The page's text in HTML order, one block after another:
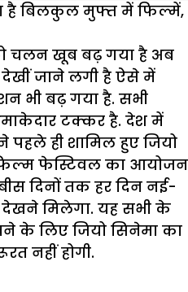
है बिलकुल मुफ्त में फिल्में,
चलन खूब बढ़ गया है अब
देखीं जाने लगी है ऐसे में
भी बढ़ गया है. सभी
टक्कर है. देश में
ही शामिल हुए जियो
फेस्टिवल का आयोजन
दिनों तक हर दिन नई-
देखने मिलेगा. यह सभी के
के लिए जियो सिनेमा का
नहीं होगी.